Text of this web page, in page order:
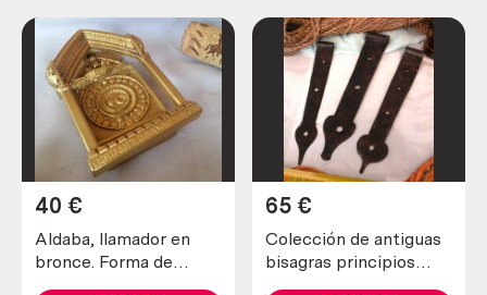
Aldaba, llamador en
bronce. Forma de
40 €
Colección de antiguas
bisagras principios
65 €